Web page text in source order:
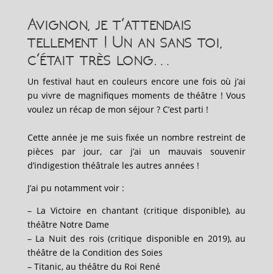
Avignon, je t’attendais
tellement ! Un an sans toi,
c’était très long…
Un festival haut en couleurs encore une fois où j’ai
pu vivre de magnifiques moments de théâtre !Vous
voulez un récap de mon séjour ? C’est parti !
Cette année je me suis fixée un nombre restreint de
pièces par jour, car j’ai un mauvais souvenir
d’indigestion théâtrale les autres années !
J’ai pu notamment voir :
– La Victoire en chantant (critique disponible), au
théâtre Notre Dame
– La Nuit des rois (critique disponible en 2019), au
théâtre de la Condition des Soies
– Titanic, au théâtre du Roi René